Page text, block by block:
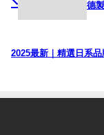
德
2025最新｜精選日系